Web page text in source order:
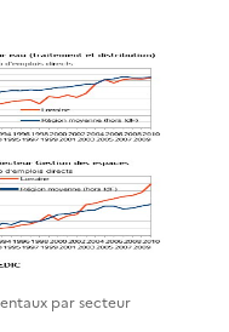
par secteur